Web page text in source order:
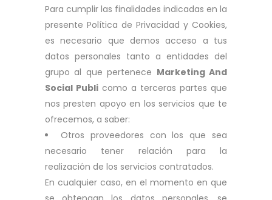
Para cumplir las finalidades indicadas en la
presente Política de Privacidad y Cookies,
es necesario que demos acceso a tus
datos personales tanto a entidades del
grupo al que pertenece Marketing And
Social Publi como a terceras partes que
nos presten apoyo en los servicios que te
ofrecemos, a saber:
Otros proveedores con los que sea
necesario tener relación para la
realización de los servicios contratados.
En cualquier caso, en el momento en que